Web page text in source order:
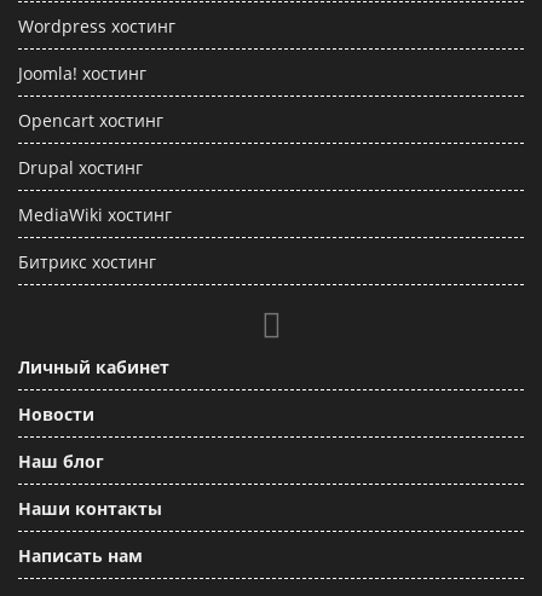
Wordpress хостинг
Joomla! хостинг
Opencart хостинг
Drupal хостинг
MediaWiki хостинг
Битрикс хостинг
Личный кабинет
Новости
Наш блог
Наши контакты
Написать нам